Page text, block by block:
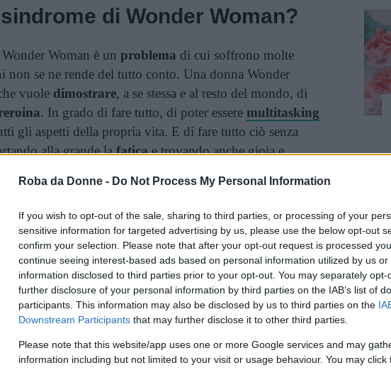
Roba da Donne - Do Not Process My Personal Information
If you wish to opt-out of the sale, sharing to third parties, or processing of your
sensitive information for targeted advertising by us, please use the below opt-out
confirm your selection. Please note that after your opt-out request is processed
continue seeing interest-based ads based on personal information utilized by us or
information disclosed to third parties prior to your opt-out. You may separately opt-
further disclosure of your personal information by third parties on the IAB’s list of
participants. This information may also be disclosed by us to third parties on the
Downstream Participants that may further disclose it to other third parties.
Please note that this website/app uses one or more Google services and may
information including but not limited to your visit or usage behaviour. You may click
sindrome di Wonder Woman?
Woman è un problema di cui soffrono molte
non se ne rende del tutto conto. Una donna Wonder
vuole dimostrare, a se stessa e al resto del mondo, di
. In grado di fare tutto, di poter essere multitasking
gli aspetti della propria vita. E di fare tutto ciò senza
alla grande lafaticae trovando anche gioia e
sfinita alla sera.
e gli
è sicuramente più possibile per una donna poter decidere
propria vita. E in questo modo può scegliere quali e
Nulla di male in questo, anzi, rivendicare la propria
le proprie capacità è qualcosa che le donne
di fare, specialmente dove ancora non sono prese sul
Woman va oltre questi aspetti, perché si tratta della